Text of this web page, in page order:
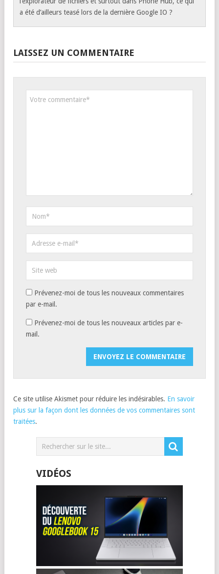
a été d’ailleurs teasé lors de la dernière Google IO ?
LAISSEZ UN COMMENTAIRE
Prévenez-moi de tous les nouveaux commentaires
par e-mail.
Prévenez-moi de tous les nouveaux articles par e-
mail.
Ce site utilise Akismet pour réduire les indésirables. En savoir
plus sur la façon dont les données de vos commentaires sont
traitées.
VIDÉOS